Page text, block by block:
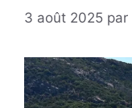
3 août 2025 par